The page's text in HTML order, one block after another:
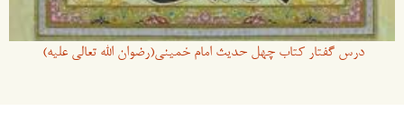
درس گفتار کتاب چهل حدیث امام خمینی(رضوان الله تعالی علیه)